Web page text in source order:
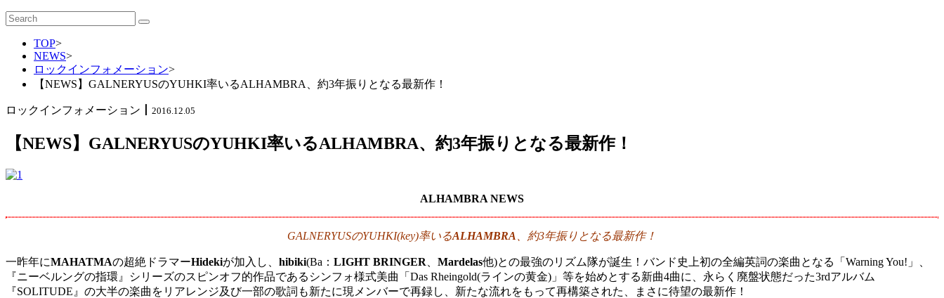
TOP>
NEWS>
ロックインフォメーション>
【NEWS】GALNERYUSのYUHKI率いるALHAMBRA、約3年振りとなる最新作！
ロックインフォメーション 2016.12.05
【NEWS】GALNERYUSのYUHKI率いるALHAMBRA、約3年振りとなる最新作！
ALHAMBRA NEWS
GALNERYUSのYUHKI(key)率いるALHAMBRA 、約3年振りとなる最新作！
一昨年にMAHATMAの超絶ドラマーHidekiが加入し、 hibiki(Ba： LIGHT BRINGER Mardelas他)との最強のリズム隊が誕生！バンド史上初の全編英詞の楽曲となる「Warning You!」、
『ニーベルングの指環』シリーズのスピンオフ的作品であるシンフォ様式美曲「Das Rheingold(ラインの黄金)」等を始めとする新曲4曲に、永らく廃盤状態だった3rdアルバム
『SOLITUDE』の大半の楽曲をリアレンジ及び一部の歌詞も新たに現メンバーで再録し、新たな流れをもって再構築された、まさに待望の最新作！